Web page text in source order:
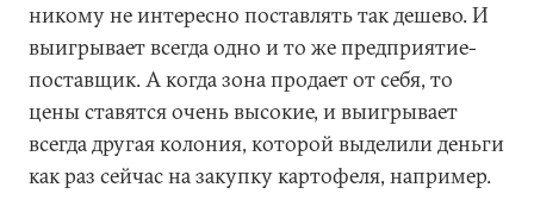
никому не интересно поставлять так дешево. И
выигрывает всегда одно и то же предприятие-
поставщик. А когда зона продает от себя, то
цены ставятся очень высокие, и выигрывает
всегда другая колония, которой выделили деньги
как раз сейчас на закупку картофеля, например.